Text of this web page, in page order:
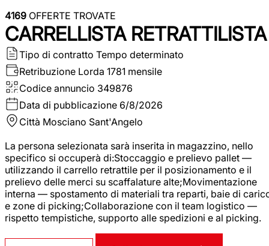
4169 OFFERTE TROVATE
CARRELLISTA RETRATTILISTA
Tipo di contratto Tempo determinato
Retribuzione Lorda 1781 mensile
Codice annuncio 349876
Data di pubblicazione 6/8/2026
Città Mosciano Sant'Angelo
La persona selezionata sarà inserita in magazzino, nello
specifico si occuperà di:Stoccaggio e prelievo pallet —
utilizzando il carrello retrattile per il posizionamento e il
prelievo delle merci su scaffalature alte;Movimentazione
interna — spostamento di materiali tra reparti, baie di
e zone di picking;Collaborazione con il team logistico —
rispetto tempistiche, supporto alle spedizioni e al picking.